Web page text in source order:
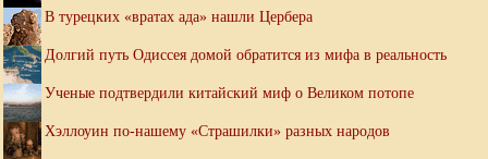
В турецких «вратах ада» нашли Цербера
Долгий путь Одиссея домой обратится из мифа в реальность
Ученые подтвердили китайский миф о Великом потопе
Хэллоуин по-нашему «Страшилки» разных народов